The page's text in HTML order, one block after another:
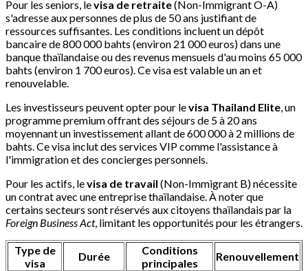
Pour les seniors, levisa de retraite(Non-Immigrant O-A)
s'adresse aux personnes de plus de 50 ans justifiant de
ressources suffisantes. Les conditions incluent un dépôt
bancaire de 800 000 bahts (environ 21 000 euros) dans une
banque thaïlandaise ou des revenus mensuels d'au moins 65 000
bahts (environ 1 700 euros). Ce visa est valable un an et
renouvelable.
Les investisseurs peuvent opter pour levisa Thailand Elite , un
programme premium offrant des séjours de 5 à 20 ans
moyennant un investissement allant de 600 000 à 2 millions de
bahts. Ce visa inclut des services VIP comme l'assistance à
l'immigration et des concierges personnels.
Pour les actifs, levisa de travail (Non-Immigrant B) nécessite
un contrat avec une entreprise thaïlandaise. À noter que
certains secteurs sont réservés aux citoyens thaïlandais par la
Foreign Business Act, limitant les opportunités pour les étrangers.
Type de
visa
Durée
Conditions
principales
Renouvellement